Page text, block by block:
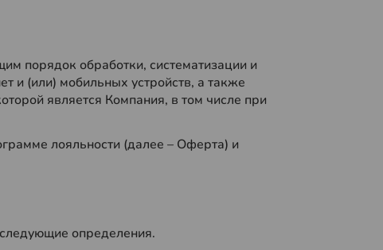
порядок обработки, систематизации и
и (или) мобильных устройств, а также
является Компания, в том числе при
лояльности (далее – Оферта) и
определения.